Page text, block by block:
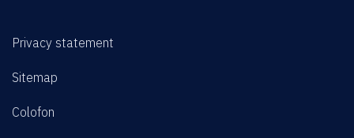
Privacy statement
Sitemap
Colofon